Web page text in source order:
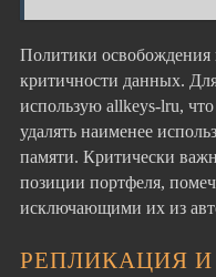
Политики освобождения
критичности данных.
использую allkeys-lru,
удалять наименее
памяти. Критически
позиции портфеля,
исключающими их из
РЕПЛИКАЦИЯ И